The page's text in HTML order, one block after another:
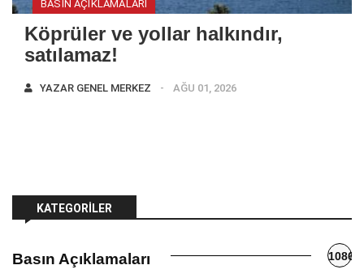
BASIN AÇIKLAMALARI
Köprüler ve yollar halkındır,
satılamaz!
YAZAR GENEL MERKEZ AĞU 01, 2026
KATEGORILER
Basın Açıklamaları 1086